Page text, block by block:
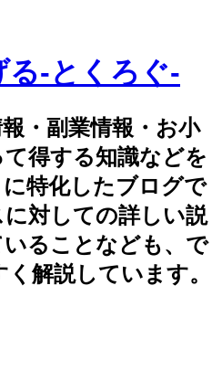
る-とくろぐ-
・副業情報・お小
得する知識などを
に特化したブログで
対しての詳しい説
ることなども、で
解説しています。